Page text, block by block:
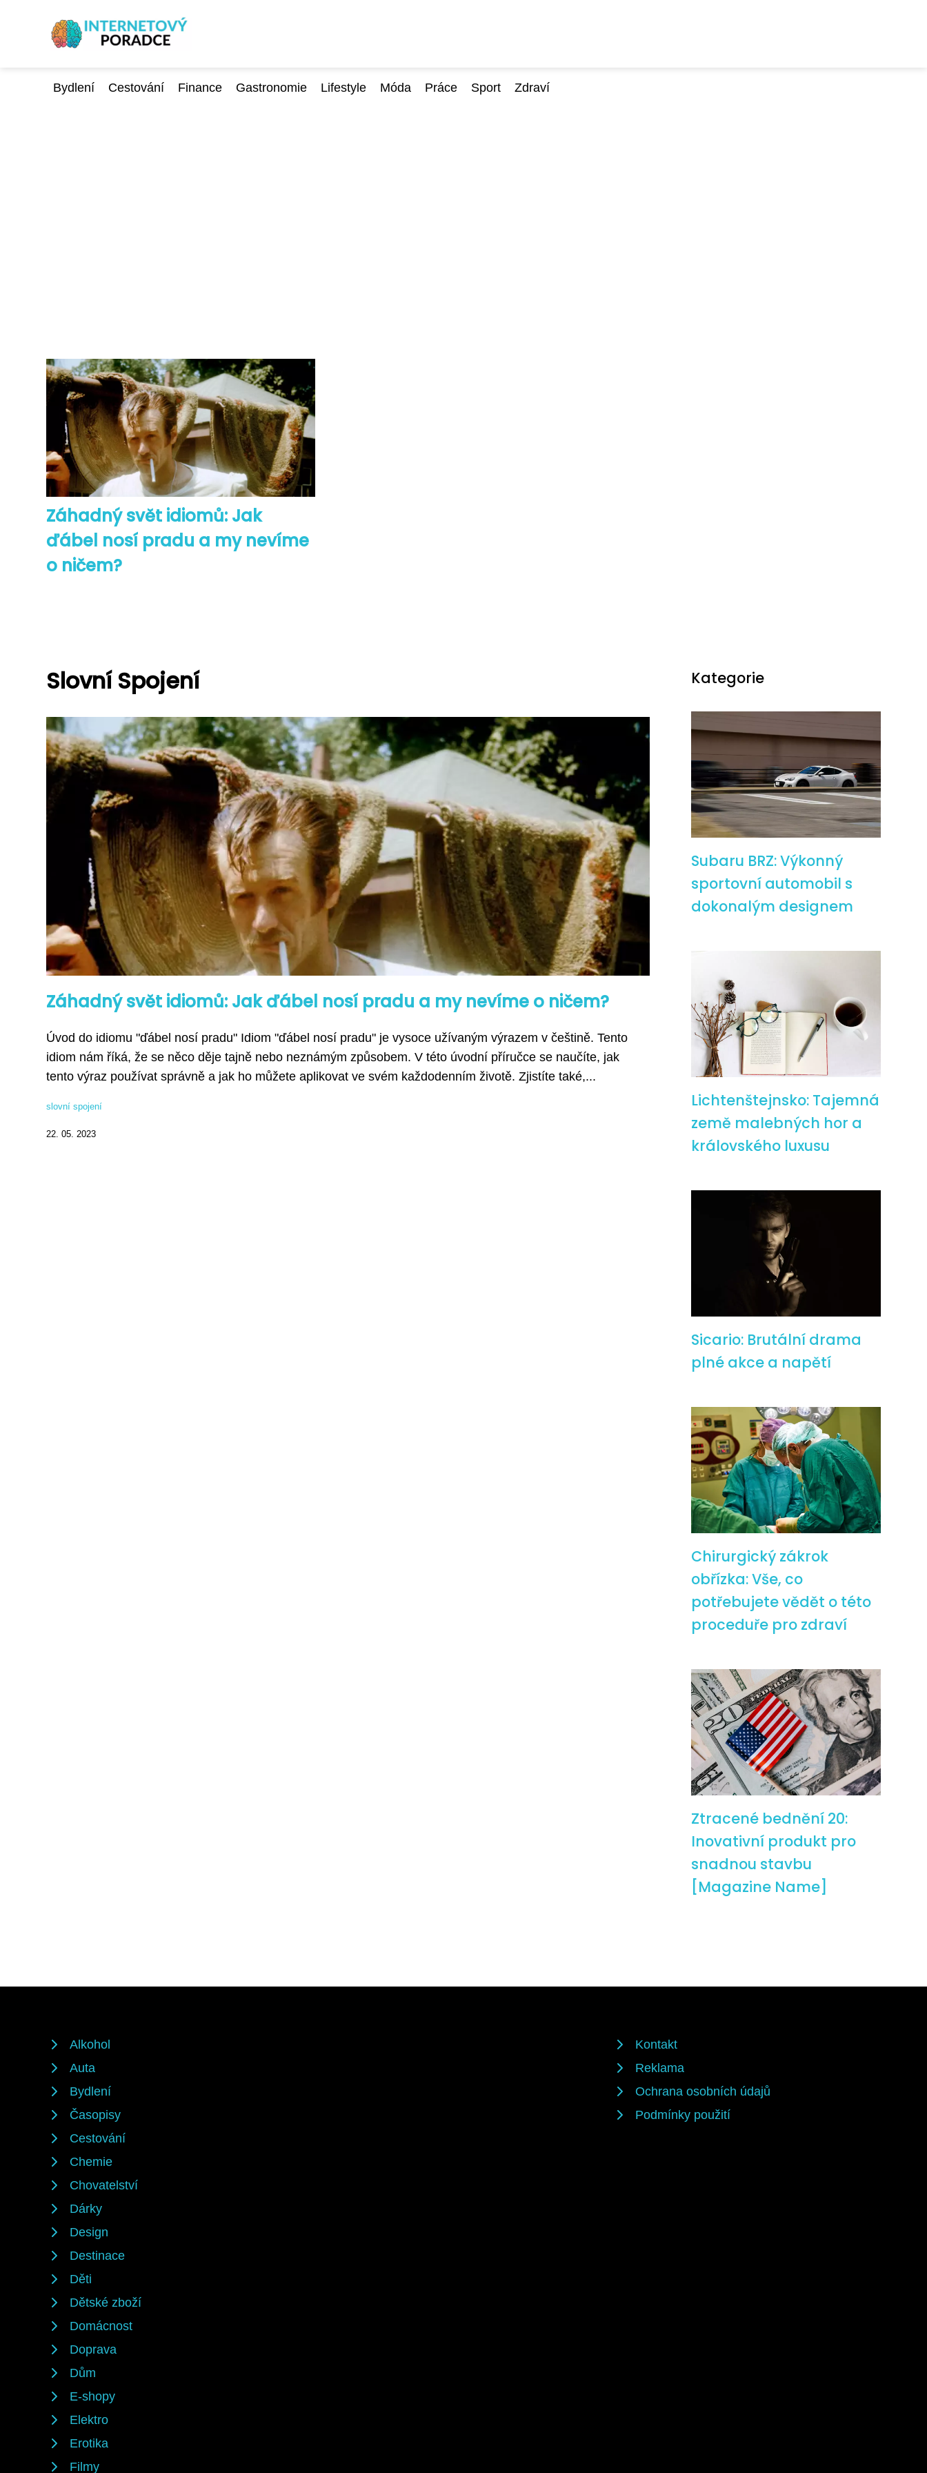
Bydlení Cestování Finance Gastronomie Lifestyle Móda Práce Sport Zdraví
Záhadný svět idiomů: Jak
ďábel nosí pradu a my nevíme
o ničem?
Slovní Spojení
Záhadný svět idiomů: Jak ďábel nosí pradu a my nevíme o ničem?
Úvod do idiomu "ďábel nosí pradu" Idiom "ďábel nosí pradu" je vysoce užívaným výrazem v češtině. Tento
idiom nám říká, že se něco děje tajně nebo neznámým způsobem. V této úvodní příručce se naučíte, jak
tento výraz používat správně a jak ho můžete aplikovat ve svém každodenním životě. Zjistíte také,...
slovní spojení
22. 05. 2023
Kategorie
Subaru BRZ: Výkonný
sportovní automobil s
dokonalým designem
Lichtenštejnsko: Tajemná
země malebných hor a
královského luxusu
Sicario: Brutální drama
plné akce a napětí
Chirurgický zákrok
obřízka: Vše, co
potřebujete vědět o této
proceduře pro zdraví
Ztracené bednění 20:
Inovativní produkt pro
snadnou stavbu
[Magazine Name]
Alkohol
Auta
Bydlení
Časopisy
Cestování
Chemie
Chovatelství
Dárky
Design
Destinace
Děti
Dětské zboží
Domácnost
Doprava
Dům
E-shopy
Elektro
Erotika
Filmy
Kontakt
Reklama
Ochrana osobních údajů
Podmínky použití